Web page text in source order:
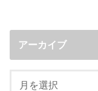
アーカイブ